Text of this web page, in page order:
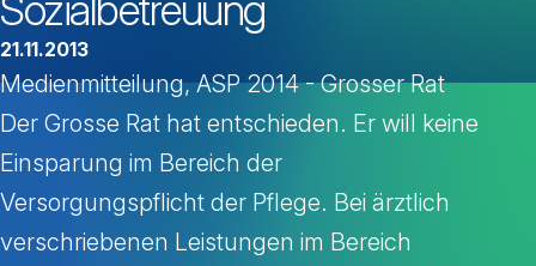
21.11.2013
Medienmitteilung, ASP 2014 - Grosser Rat
Der Grosse Rat hat entschieden. Er will keine
Einsparung im Bereich der
Versorgungspflicht der Pflege. Bei ärztlich
verschriebenen Leistungen im Bereich